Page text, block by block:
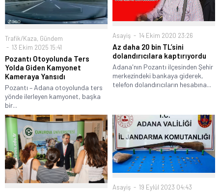
Trafik/Kaza, Gündem
13 Ekim 2025 15:41
Pozantı Otoyolunda Ters
Yolda Giden Kamyonet
Kameraya Yansıdı
Pozantı – Adana otoyolunda ters
yönde ilerleyen kamyonet, başka
bir...
Asayiş 14 Ekim 2020 23:26
Az daha 20 bin TL’sini
dolandırıcılara kaptırıyordu
Adana'nın Pozantı ilçesinden Şehir
merkezindeki bankaya giderek,
telefon dolandırıcıların hesabına...
Asayiş 19 Eylül 2023 04:43